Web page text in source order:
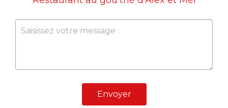
Envoyer